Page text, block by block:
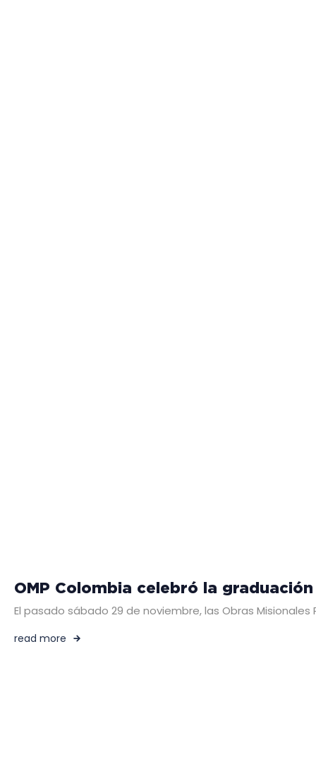
OMP Colombia celebró la
El pasado sábado 29 de noviembre, las Obras
read more